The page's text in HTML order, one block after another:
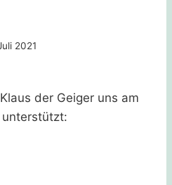
2021
der Geiger uns am
unterstützt: